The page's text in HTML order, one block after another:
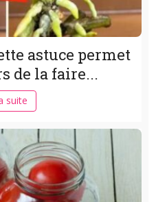
astuce permet
de la faire...
suite